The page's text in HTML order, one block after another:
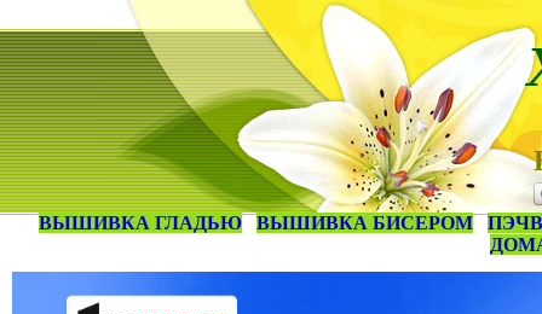
ВЫШИВКА ГЛАДЬЮ ВЫШИВКА БИСЕРОМ